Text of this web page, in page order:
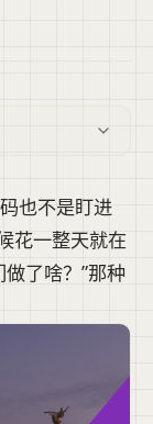
也不是盯进
花一整天就在
了啥？”那种